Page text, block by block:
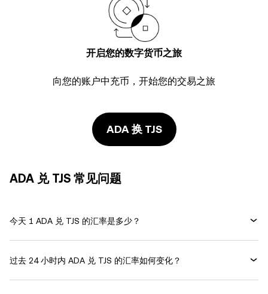
开启您的数字货币之旅
向您的账户中充币，开始您的交易之旅
ADA 换 TJS
ADA 兑 TJS 常见问题
今天 1 ADA 兑 TJS 的汇率是多少？
过去 24 小时内 ADA 兑 TJS 的汇率如何变化？